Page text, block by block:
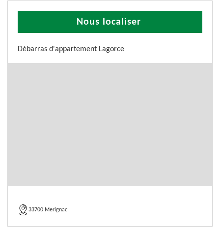
Nous localiser
Débarras d'appartement Lagorce
33700 Merignac